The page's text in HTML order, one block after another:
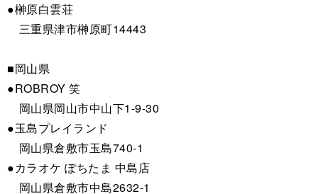
●榊原白雲荘
三重県津市榊原町14443
■岡山県
●ROBROY 笑
岡山県岡山市中山下1-9-30
●玉島プレイランド
岡山県倉敷市玉島740-1
●カラオケ ぽちたま 中島店
岡山県倉敷市中島2632-1